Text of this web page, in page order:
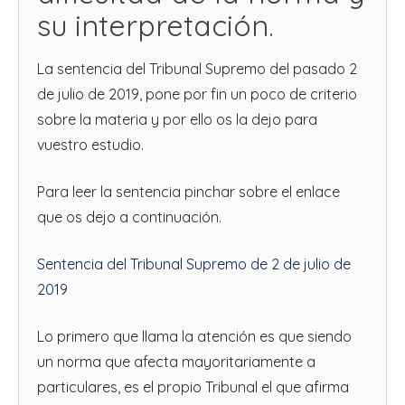
su interpretación.
La sentencia del Tribunal Supremo del pasado 2
de julio de 2019, pone por fin un poco de criterio
sobre la materia y por ello os la dejo para
vuestro estudio.
Para leer la sentencia pinchar sobre el enlace
que os dejo a continuación.
Sentencia del Tribunal Supremo de 2 de julio de
2019
Lo primero que llama la atención es que siendo
un norma que afecta mayoritariamente a
particulares, es el propio Tribunal el que afirma